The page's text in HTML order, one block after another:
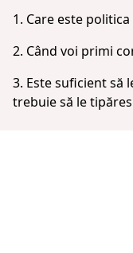
1. Care este
Anulați până la 24
2. Când voi primi
Vei primi o
efectuată cu succes.
folderul spam sau
3. Este suficient să
trebuie să le